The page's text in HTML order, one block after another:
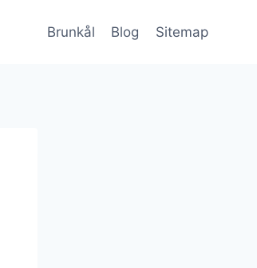
Brunkål Blog Sitemap